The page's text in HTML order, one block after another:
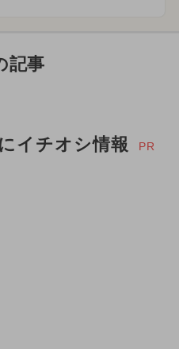
記事
イチオシ情報 PR